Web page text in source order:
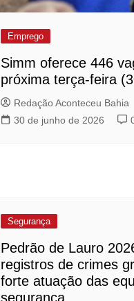
Emprego
Simm oferece 446
próxima terça-feira
Redação Aconteceu Bahia
30 de junho de 2026
Segurança
Pedrão de Lauro
registros de crimes
forte atuação das
segurança